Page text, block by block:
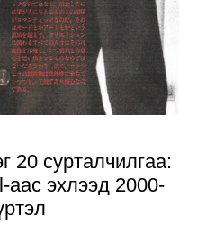
20 сурталчилгаа:
эхлээд 2000-